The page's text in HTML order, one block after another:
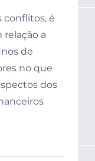
conflitos, é
relação a
de
no que
dos